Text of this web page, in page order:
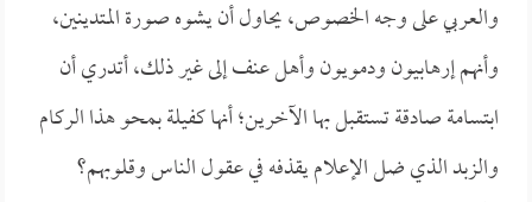
والعربي على وجه الخصوص، يحاول أن يشوه صورة المتدينين،
وأنهم إرهابيون ودمويون وأهل عنف إلى غير ذلك، أتدري أن
ابتسامة صادقة تستقبل بها الآخرين؛ أنها كفيلة بمحو هذا الركام
والزبد الذي ضل الإعلام يقذفه في عقول الناس وقلوبهم؟